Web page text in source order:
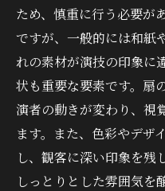
ため、慎重に行う必要が
ですが、一般的には和紙
れの素材が演技の印象に
状も重要な要素です。扇
演者の動きが変わり、視
ます。また、色彩やデザ
し、観客に深い印象を残
しっとりとした雰囲気を